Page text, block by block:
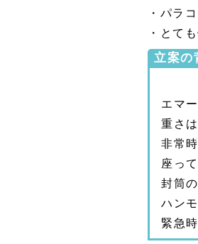
・パラ
・とて
立案の
エマ
重さ
非常
座っ
封筒
ハン
緊急